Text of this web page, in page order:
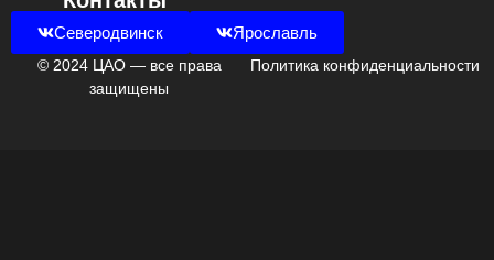
Северодвинск Ярославль
© 2024 ЦАО — все права
защищены
Политика конфиденциальности